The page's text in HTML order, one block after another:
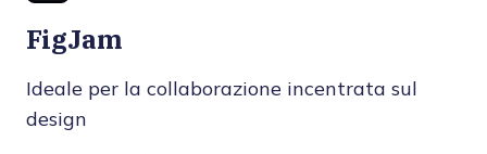
FigJam
Ideale per la collaborazione incentrata sul
design